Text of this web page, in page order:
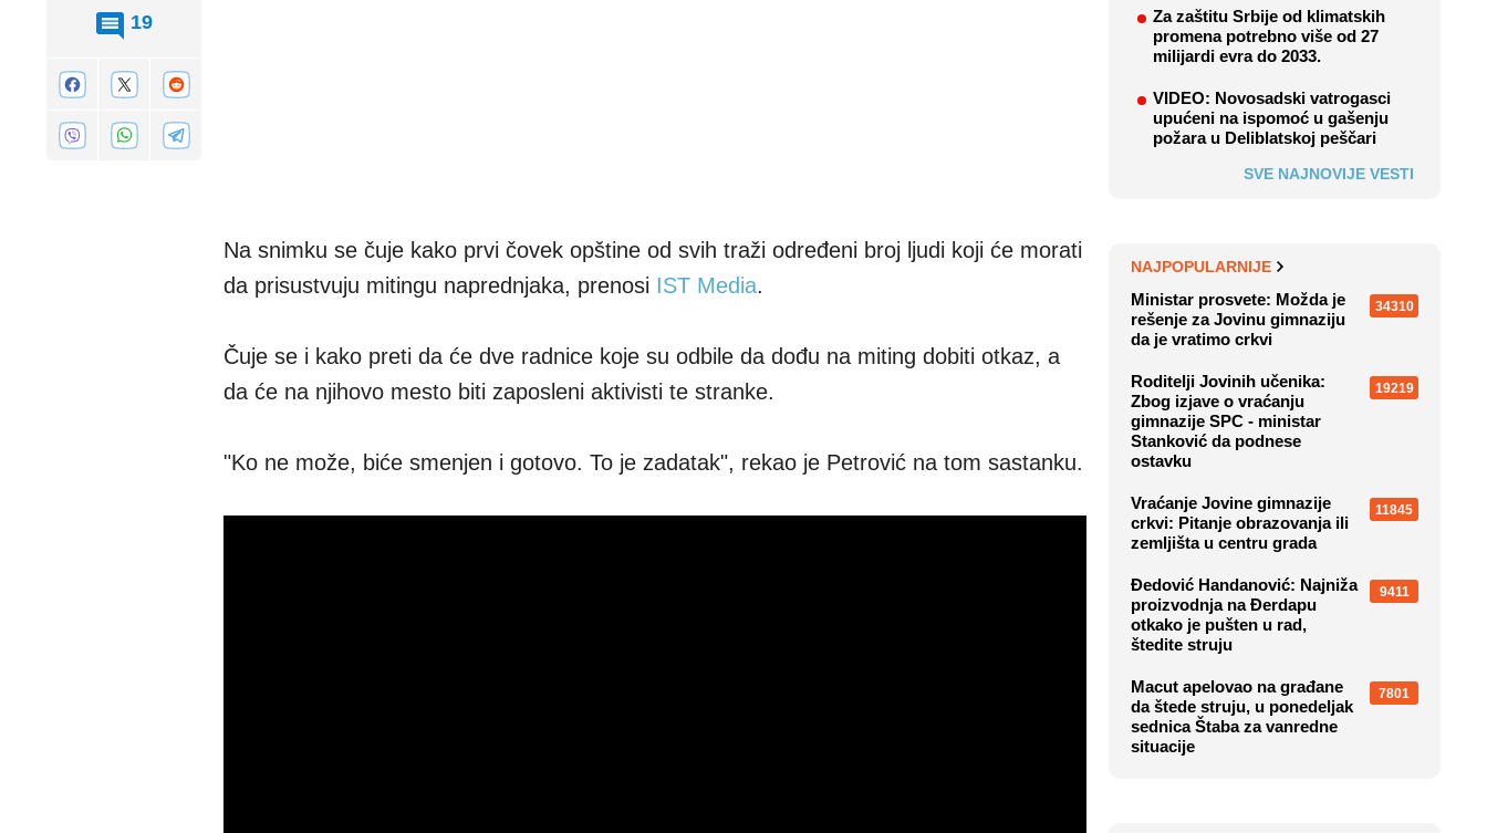
19
Na snimku se čuje kako prvi čovek opštine od svih traži određeni broj ljudi koji će morati
da prisustvuju mitingu naprednjaka, prenosi IST Media.
Čuje se i kako preti da će dve radnice koje su odbile da dođu na miting dobiti otkaz, a
da će na njihovo mesto biti zaposleni aktivisti te stranke.
"Ko ne može, biće smenjen i gotovo. To je zadatak", rekao je Petrović na tom sastanku.
Za zaštitu Srbije od klimatskih
promena potrebno više od 27
milijardi evra do 2033.
VIDEO: Novosadski vatrogasci
upućeni na ispomoć u gašenju
požara u Deliblatskoj peščari
SVE NAJNOVIJE VESTI
NAJPOPULARNIJE
Ministar prosvete: Možda je
rešenje za Jovinu gimnaziju
da je vratimo crkvi
34310
Roditelji Jovinih učenika:
Zbog izjave o vraćanju
gimnazije SPC - ministar
Stanković da podnese
ostavku
19219
Vraćanje Jovine gimnazije
crkvi: Pitanje obrazovanja ili
zemljišta u centru grada
11845
Đedović Handanović: Najniža
proizvodnja na Đerdapu
otkako je pušten u rad,
štedite struju
9411
Macut apelovao na građane
da štede struju, u ponedeljak
sednica Štaba za vanredne
situacije
7801